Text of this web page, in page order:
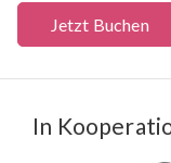
Jetzt Buchen
In